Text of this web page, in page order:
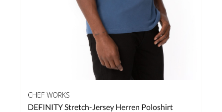
CHEF WORKS
DEFINITY Stretch-Jersey Herren Poloshirt